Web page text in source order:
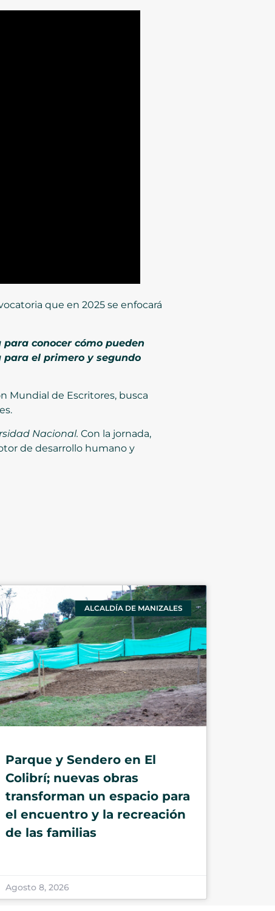
que en 2025 se enfocará
conocer cómo pueden
para el primero y segundo
Mundial de Escritores, busca
Nacional. Con la jornada,
de desarrollo humano y
ALCALDÍA DE MANIZALES
Parque y Sendero en El
Colibrí; nuevas obras
transforman un espacio para
el encuentro y la recreación
de las familias
Agosto 8, 2026